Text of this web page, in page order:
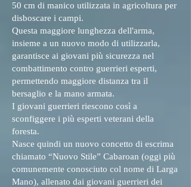
50 cm di manico utilizzata in agricoltura per
disboscare i campi.
Questa maggiore lunghezza dell'arma,
insieme a un nuovo modo di utilizzarla,
garantisce ai giovani più sicurezza nel
combattimento contro guerrieri esperti,
permettendo maggiore distanza tra il
bersaglio e la mano armata.
I giovani guerrieri riescono così a
sconfiggere i più esperti veterani della
foresta.
Nasce quindi un nuovo concetto di escrima
chiamato “Nuovo Stile” Cabaroan (oggi più
comunemente conosciuto col nome di Larga
Mano), allenato dai giovani guerrieri dei